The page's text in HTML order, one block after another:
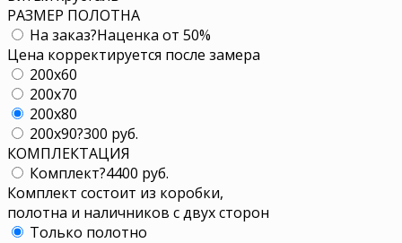
РАЗМЕР ПОЛОТНА
На заказ?Наценка от 50%
Цена корректируется после замера
200x60
200x70
200x80
200x90?300 руб.
КОМПЛЕКТАЦИЯ
Комплект?4400 руб.
Комплект состоит из коробки,
полотна и наличников с двух сторон
Только полотно